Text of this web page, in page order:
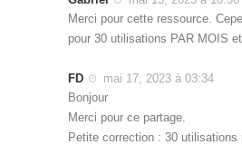
Merci pour cette ressource.
pour 30 utilisations PAR MOIS
FD
mai 17, 2023 à 03:34
Bonjour
Merci pour ce partage.
Petite correction : 30 utilisations